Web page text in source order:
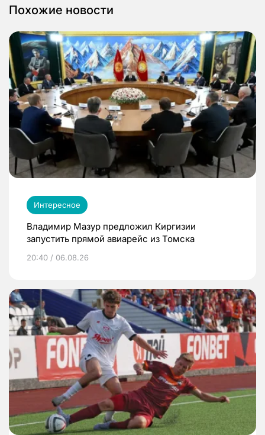
Похожие новости
Интересное
Владимир Мазур предложил Киргизии
запустить прямой авиарейс из Томска
20:40 / 06.08.26